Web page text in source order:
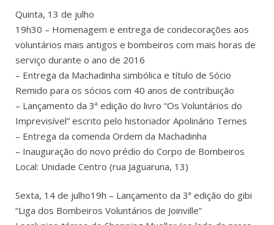
Quinta, 13 de julho
19h30 – Homenagem e entrega de condecorações aos
voluntários mais antigos e bombeiros com mais horas de
serviço durante o ano de 2016
– Entrega da Machadinha simbólica e título de Sócio
Remido para os sócios com 40 anos de contribuição
– Lançamento da 3ª edição do livro “Os Voluntários do
Imprevisível” escrito pelo historiador Apolinário Ternes
– Entrega da comenda Ordem da Machadinha
– Inauguração do novo prédio do Corpo de Bombeiros
Local: Unidade Centro (rua Jaguaruna, 13)
Sexta, 14 de julho19h – Lançamento da 3ª edição do gibi
“Liga dos Bombeiros Voluntários de Joinville”